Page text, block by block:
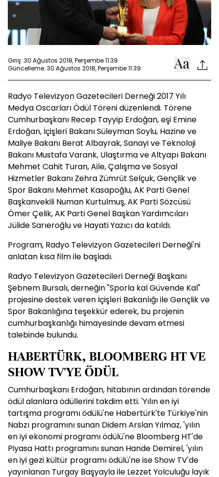
Giriş: 30 Ağustos 2018, Perşembe 11:39
Güncelleme: 30 Ağustos 2018, Perşembe 11:39
Radyo Televizyon Gazetecileri Derneği 2017 Yılı
Medya Oscarları Ödül Töreni düzenlendi. Törene
Cumhurbaşkanı Recep Tayyip Erdoğan, eşi Emine
Erdoğan, İçişleri Bakanı Süleyman Soylu, Hazine ve
Maliye Bakanı Berat Albayrak, Sanayi ve Teknoloji
Bakanı Mustafa Varank, Ulaştırma ve Altyapı Bakanı
Mehmet Cahit Turan, Aile, Çalışma ve Sosyal
Hizmetler Bakanı Zehra Zümrüt Selçuk, Gençlik ve
Spor Bakanı Mehmet Kasapoğlu, AK Parti Genel
Başkanvekili Numan Kurtulmuş, AK Parti Sözcüsü
Ömer Çelik, AK Parti Genel Başkan Yardımcıları
Jülide Sarıeroğlu ve Hayati Yazıcı da katıldı.
Program, Radyo Televizyon Gazetecileri Derneği'ni
anlatan kısa film ile başladı.
Radyo Televizyon Gazetecileri Derneği Başkanı
Şebnem Bursalı, derneğin "Sporla kal Güvende Kal"
projesine destek veren İçişleri Bakanlığı ile Gençlik ve
Spor Bakanlığına teşekkür ederek, bu projenin
cumhurbaşkanlığı himayesinde devam etmesi
talebinde bulundu.
HABERTÜRK, BLOOMBERG HT VE
SHOW TV'YE ÖDÜL
Cumhurbaşkanı Erdoğan, hitabının ardından törende
ödül alanlara ödüllerini takdim etti. 'Yılın en iyi
tartışma programı ödülü'ne Habertürk'te Türkiye'nin
Nabzı programını sunan Didem Arslan Yılmaz, 'yılın
en iyi ekonomi programı ödülü'ne Bloomberg HT'de
Piyasa Hattı programını sunan Hande Demirel, 'yılın
en iyi gezi kültür programı ödülü'ne ise Show TV'de
yayınlanan Turgay Başyayla ile Lezzet Yolculuğu layık